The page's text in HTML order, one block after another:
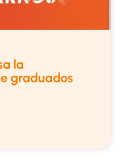
la
graduados